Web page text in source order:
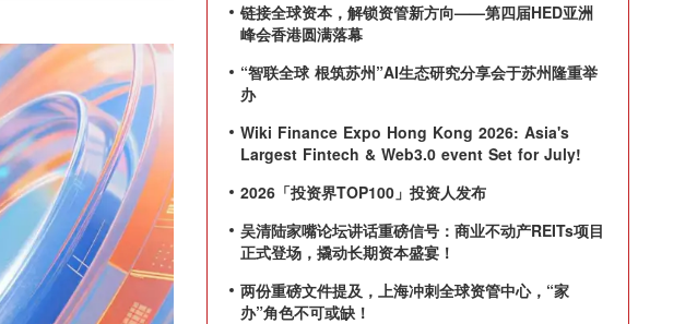
链接全球资本，解锁资管新方向——第四届HED亚洲
峰会香港圆满落幕
“智联全球 根筑苏州”AI生态研究分享会于苏州隆重举
办
Wiki Finance Expo Hong Kong 2026: Asia's
Largest Fintech & Web3.0 event Set for July!
2026「投资界TOP100」投资人发布
吴清陆家嘴论坛讲话重磅信号：商业不动产REITs项目
正式登场，撬动长期资本盛宴！
两份重磅文件提及，上海冲刺全球资管中心，“家
办”角色不可或缺！